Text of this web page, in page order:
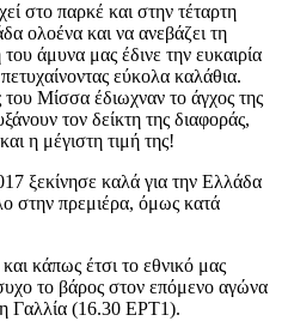
στο παρκέ και στην τέταρτη
ολοένα και να ανεβάζει τη
άμυνα μας έδινε την ευκαιρία
εύκολα καλάθια.
Μίσσα έδιωχναν το άγχος της
τον δείκτη της διαφοράς,
η μέγιστη τιμή της!
ξεκίνησε καλά για την Ελλάδα
στην πρεμιέρα, όμως κατά
κάπως έτσι το εθνικό μας
το βάρος στον επόμενο αγώνα
Γαλλία (16.30 ΕΡΤ1).